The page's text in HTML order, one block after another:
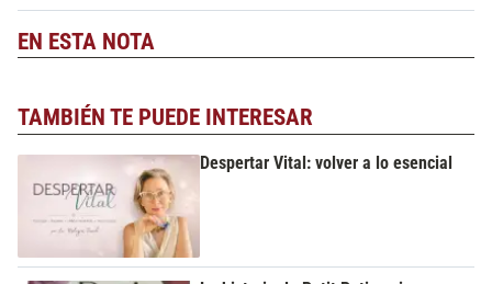
EN ESTA NOTA
TAMBIÉN TE PUEDE INTERESAR
Despertar Vital: volver a lo esencial